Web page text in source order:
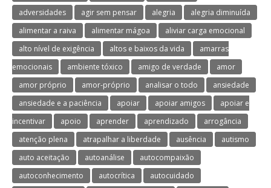
adversidades
agir sem pensar alegria
alegria diminuída
alimentar a raiva
alimentar mágoa
aliviar carga emocional
alto nível de exigência
altos e baixos da vida
amarras
emocionais
ambiente tóxico amigo de verdade
amor
amor próprio
amor-próprio analisar o todo
ansiedade
ansiedade e a paciência
apoiar apoiar amigos
apoiar e
incentivar
apoio aprender aprendizado
arrogância
atenção plena
atrapalhar a liberdade ausência
autismo
auto aceitação
autoanálise
autocompaixão
autoconhecimento
autocrítica
autocuidado